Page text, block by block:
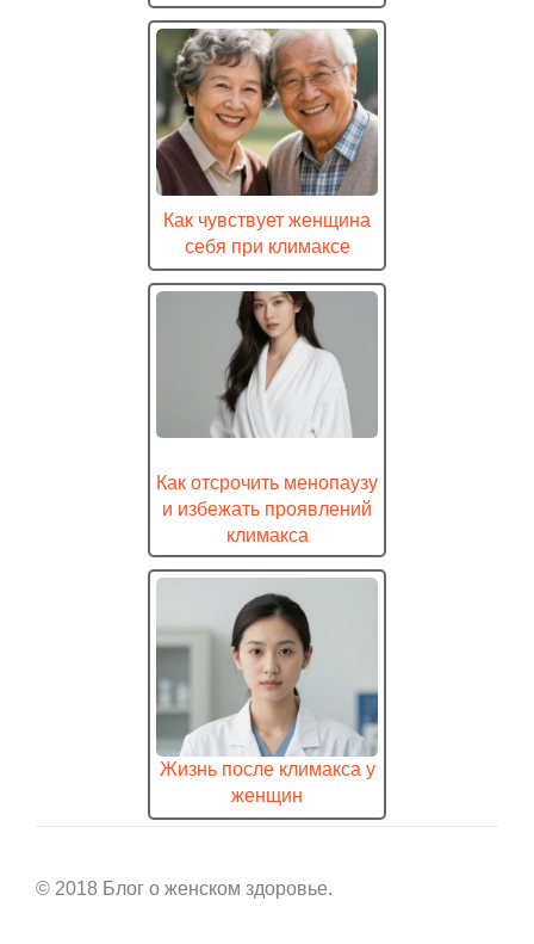
Как чувствует женщина
себя при климаксе
Как отсрочить менопаузу
и избежать проявлений
климакса
Жизнь после климакса у
женщин
© 2018 Блог о женском здоровье.